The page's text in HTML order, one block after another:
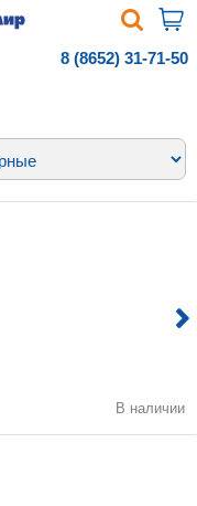
8 (8652) 31-71-50
В наличии